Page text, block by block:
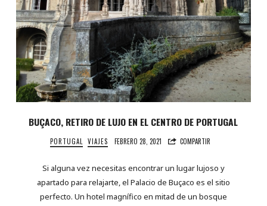
BUÇACO, RETIRO DE LUJO EN EL CENTRO DE PORTUGAL
PORTUGAL VIAJES FEBRERO 28, 2021 COMPARTIR
Si alguna vez necesitas encontrar un lugar lujoso y
apartado para relajarte, el Palacio de Buçaco es el sitio
perfecto. Un hotel magnífico en mitad de un bosque